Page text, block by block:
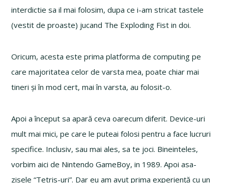
interdictie sa il mai folosim, dupa ce i-am stricat tastele
(vestit de proaste) jucand The Exploding Fist in doi.
Oricum, acesta este prima platforma de computing pe
care majoritatea celor de varsta mea, poate chiar mai
tineri și în mod cert, mai în varsta, au folosit-o.
Apoi a început sa apară ceva oarecum diferit. Device-uri
mult mai mici, pe care le puteai folosi pentru a face lucruri
specifice. Inclusiv, sau mai ales, sa te joci. Bineinteles,
vorbim aici de Nintendo GameBoy, in 1989. Apoi asa-
zisele “Tetris-uri”. Dar eu am avut prima experiență cu un